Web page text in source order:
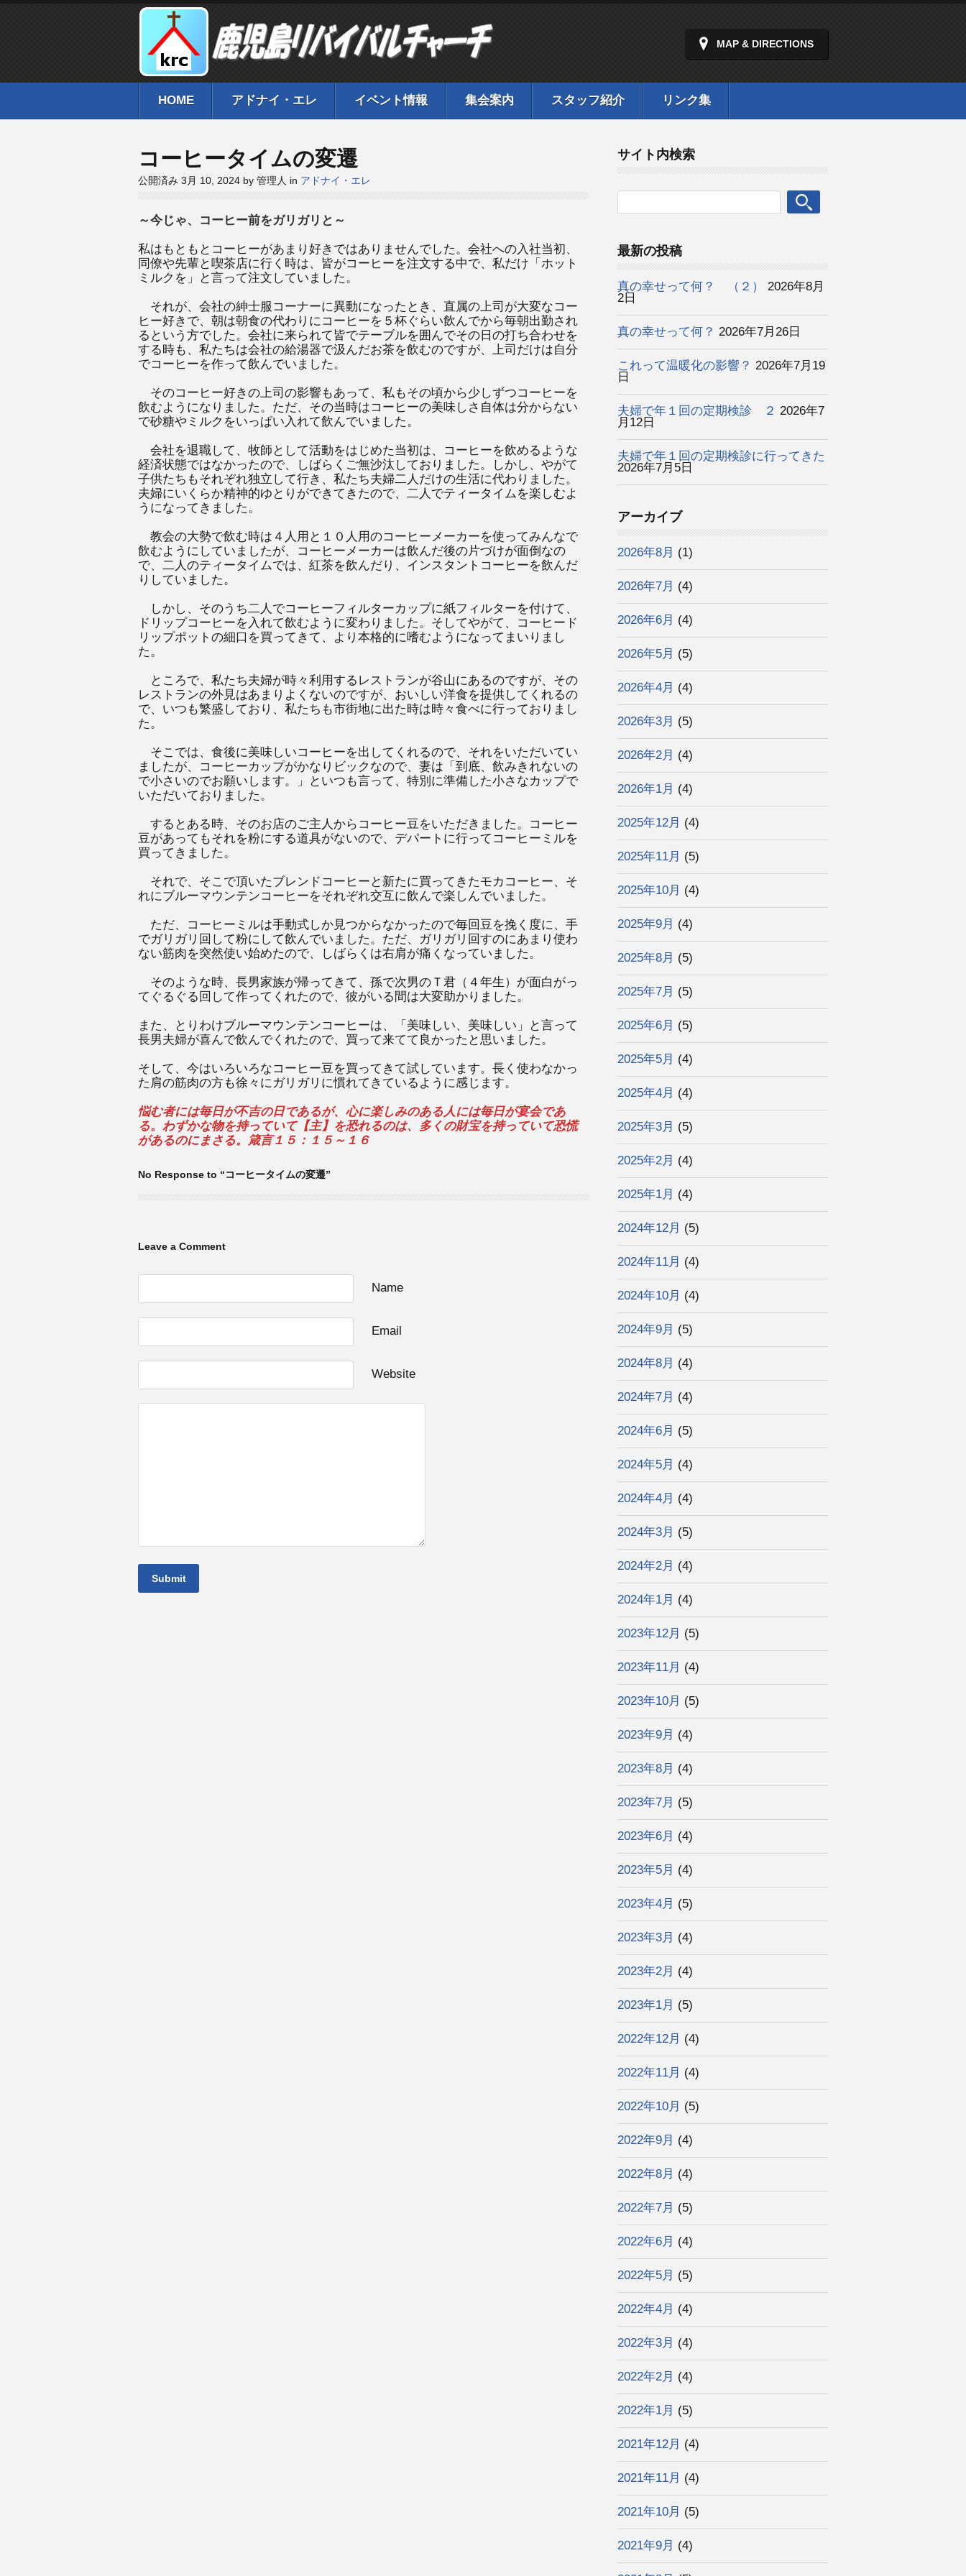
MAP & DIRECTIONS
HOME アドナイ・エレ イベント情報 集会案内 スタッフ紹介 リンク集
コーヒータイムの変遷
公開済み 3月 10, 2024 by 管理人 in アドナイ・エレ
～今じゃ、コーヒー前をガリガリと～
私はもともとコーヒーがあまり好きではありませんでした。会社への入社当初、
同僚や先輩と喫茶店に行く時は、皆がコーヒーを注文する中で、私だけ「ホット
ミルクを」と言って注文していました。
それが、会社の紳士服コーナーに異動になったとき、直属の上司が大変なコー
ヒー好きで、朝は朝食の代わりにコーヒーを５杯ぐらい飲んでから毎朝出勤され
るという方でした。会社に来られて皆でテーブルを囲んでその日の打ち合わせを
する時も、私たちは会社の給湯器で汲んだお茶を飲むのですが、上司だけは自分
でコーヒーを作って飲んでいました。
そのコーヒー好きの上司の影響もあって、私もその頃から少しずつコーヒーを
飲むようになりました。ただ、その当時はコーヒーの美味しさ自体は分からない
で砂糖やミルクをいっぱい入れて飲んでいました。
会社を退職して、牧師として活動をはじめた当初は、コーヒーを飲めるような
経済状態ではなかったので、しばらくご無沙汰しておりました。しかし、やがて
子供たちもそれぞれ独立して行き、私たち夫婦二人だけの生活に代わりました。
夫婦にいくらか精神的ゆとりができてきたので、二人でティータイムを楽しむよ
うになってきました。
教会の大勢で飲む時は４人用と１０人用のコーヒーメーカーを使ってみんなで
飲むようにしていましたが、コーヒーメーカーは飲んだ後の片づけが面倒なの
で、二人のティータイムでは、紅茶を飲んだり、インスタントコーヒーを飲んだ
りしていました。
しかし、そのうち二人でコーヒーフィルターカップに紙フィルターを付けて、
ドリップコーヒーを入れて飲むように変わりました。そしてやがて、コーヒード
リップポットの細口を買ってきて、より本格的に嗜むようになってまいりまし
た。
ところで、私たち夫婦が時々利用するレストランが谷山にあるのですが、その
レストランの外見はあまりよくないのですが、おいしい洋食を提供してくれるの
で、いつも繁盛しており、私たちも市街地に出た時は時々食べに行っておりまし
た。
そこでは、食後に美味しいコーヒーを出してくれるので、それをいただいてい
ましたが、コーヒーカップがかなりビックなので、妻は「到底、飲みきれないの
で小さいのでお願いします。」といつも言って、特別に準備した小さなカップで
いただいておりました。
するとある時、そのお店のご主人からコーヒー豆をいただきました。コーヒー
豆があってもそれを粉にする道具がないので、デパートに行ってコーヒーミルを
買ってきました。
それで、そこで頂いたブレンドコーヒーと新たに買ってきたモカコーヒー、そ
れにブルーマウンテンコーヒーをそれぞれ交互に飲んで楽しんでいました。
ただ、コーヒーミルは手動式しか見つからなかったので毎回豆を挽く度に、手
でガリガリ回して粉にして飲んでいました。ただ、ガリガリ回すのにあまり使わ
ない筋肉を突然使い始めたので、しばらくは右肩が痛くなっていました。
そのような時、長男家族が帰ってきて、孫で次男のＴ君（４年生）が面白がっ
てぐるぐる回して作ってくれたので、彼がいる間は大変助かりました。
また、とりわけブルーマウンテンコーヒーは、「美味しい、美味しい」と言って
長男夫婦が喜んで飲んでくれたので、買って来てて良かったと思いました。
そして、今はいろいろなコーヒー豆を買ってきて試しています。長く使わなかっ
た肩の筋肉の方も徐々にガリガリに慣れてきているように感じます。
悩む者には毎日が不吉の日であるが、心に楽しみのある人には毎日が宴会であ
る。わずかな物を持っていて【主】を恐れるのは、多くの財宝を持っていて恐慌
があるのにまさる。箴言１５：１５～１６
No Response to “コーヒータイムの変遷”
Leave a Comment
Name
Email
Website
サイト内検索
最新の投稿
真の幸せって何？ （２）
2026年8月
2日
真の幸せって何？ 2026年7月26日
これって温暖化の影響？ 2026年7月19
日
夫婦で年１回の定期検診 ２ 2026年7
月12日
夫婦で年１回の定期検診に行ってきた
2026年7月5日
アーカイブ
2026年8月 (1)
2026年7月 (4)
2026年6月 (4)
2026年5月 (5)
2026年4月 (4)
2026年3月 (5)
2026年2月 (4)
2026年1月 (4)
2025年12月 (4)
2025年11月 (5)
2025年10月 (4)
2025年9月 (4)
2025年8月 (5)
2025年7月 (5)
2025年6月 (5)
2025年5月 (4)
2025年4月 (4)
2025年3月 (5)
2025年2月 (4)
2025年1月 (4)
2024年12月 (5)
2024年11月 (4)
2024年10月 (4)
2024年9月 (5)
2024年8月 (4)
2024年7月 (4)
2024年6月 (5)
2024年5月 (4)
2024年4月 (4)
2024年3月 (5)
2024年2月 (4)
2024年1月 (4)
2023年12月 (5)
2023年11月 (4)
2023年10月 (5)
2023年9月 (4)
2023年8月 (4)
2023年7月 (5)
2023年6月 (4)
2023年5月 (4)
2023年4月 (5)
2023年3月 (4)
2023年2月 (4)
2023年1月 (5)
2022年12月 (4)
2022年11月 (4)
2022年10月 (5)
2022年9月 (4)
2022年8月 (4)
2022年7月 (5)
2022年6月 (4)
2022年5月 (5)
2022年4月 (4)
2022年3月 (4)
2022年2月 (4)
2022年1月 (5)
2021年12月 (4)
2021年11月 (4)
2021年10月 (5)
2021年9月 (4)